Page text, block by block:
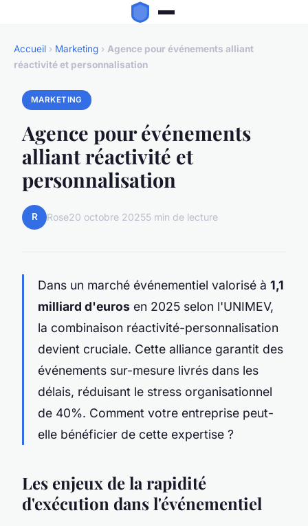
Accueil › Marketing › Agence pour événements alliant
réactivité et personnalisation
MARKETING
Agence pour événements
alliant réactivité et
personnalisation
R Rose20 octobre 20255 min de lecture
Dans un marché événementiel valorisé à 1,1
milliard d'euros en 2025 selon l'UNIMEV,
la combinaison réactivité-personnalisation
devient cruciale. Cette alliance garantit des
événements sur-mesure livrés dans les
délais, réduisant le stress organisationnel
de 40%. Comment votre entreprise peut-
elle bénéficier de cette expertise ?
Les enjeux de la rapidité
d'exécution dans l'événementiel